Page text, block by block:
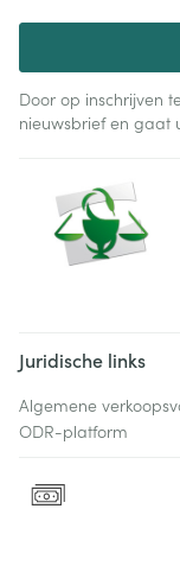
Door op inschrijven
nieuwsbrief en gaat
Juridische links
Algemene
ODR-platform